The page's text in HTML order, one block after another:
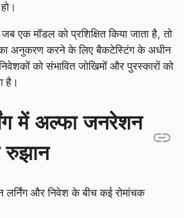
एक मॉडल को प्रशिक्षित किया जाता है, तो
अनुकरण करने के लिए बैकटेस्टिंग के अधीन
को संभावित जोखिमों और पुरस्कारों को
है।
में अल्फा जनरेशन
लर्निंग और निवेश के बीच कई रोमांचक